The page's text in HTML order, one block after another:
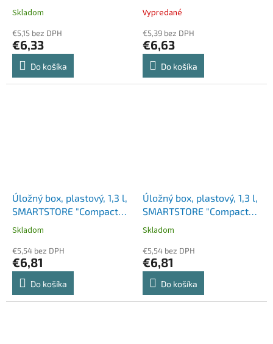
SMARTSTORE "Classic 4",
Skladom
€5,15 bez DPH
€6,33
Do košíka
SMARTSTORE "Classic 5",
priehľadný
Vypredané
€5,39 bez DPH
€6,63
Do košíka
Úložný box, plastový, 1,3 l,
SMARTSTORE "Compact
Clear Slim", priehľadný
Skladom
€5,54 bez DPH
€6,81
Do košíka
Úložný box, plastový, 1,3 l,
SMARTSTORE "Compact
Slim", biely
Skladom
€5,54 bez DPH
€6,81
Do košíka